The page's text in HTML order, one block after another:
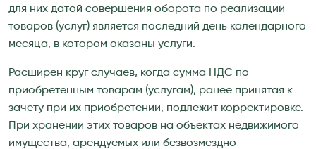
для них датой совершения оборота по реализации
товаров (услуг) является последний день календарного
месяца, в котором оказаны услуги.
Расширен круг случаев, когда сумма НДС по
приобретенным товарам (услугам), ранее принятая к
зачету при их приобретении, подлежит корректировке.
При хранении этих товаров на объектах недвижимого
имущества, арендуемых или безвозмездно